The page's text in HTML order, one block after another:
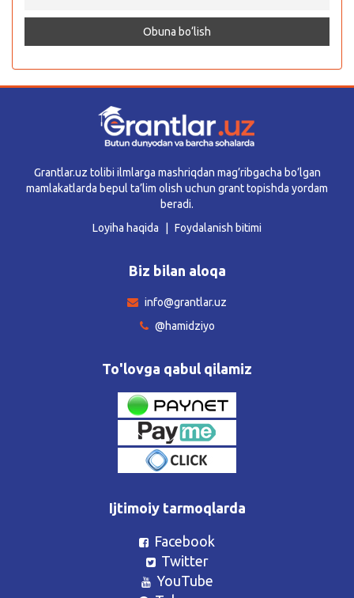
Grantlar.uz tolibi ilmlarga mashriqdan mag’ribgacha bo’lgan
mamlakatlarda bepul ta’lim olish uchun grant topishda yordam
beradi.
Loyiha haqida
Foydalanish bitimi
Biz bilan aloqa
info@grantlar.uz
@hamidziyo
To'lovga qabul qilamiz
Ijtimoiy tarmoqlarda
Facebook
Twitter
YouTube